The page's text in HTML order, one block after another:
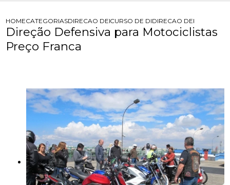
HOMECATEGORIASDIRECAO DEFENSIVACURSO DE DIRECAO DEFENSIVA
DIRECAO DEFENSIVA
Direção Defensiva para Motociclistas
Preço Franca